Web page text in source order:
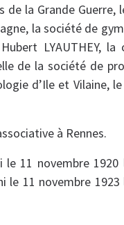
de la Grande Guerre,
la société de
LYAUTHEY, la
de la société de
d’Ile et Vilaine,
à Rennes.
11 novembre 1920
le 11 novembre 1923